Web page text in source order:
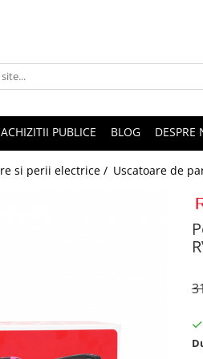
ACHIZITII PUBLICE BLOG DESPRE
si perii electrice / Uscatoare de